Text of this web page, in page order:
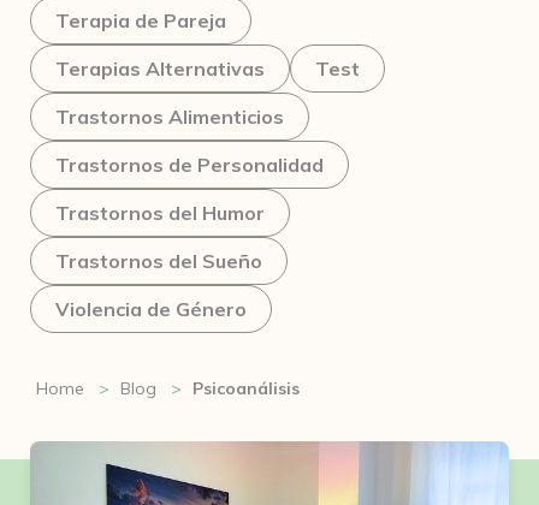
Terapia de Pareja
Terapias Alternativas
Test
Trastornos Alimenticios
Trastornos de Personalidad
Trastornos del Humor
Trastornos del Sueño
Violencia de Género
Home Blog Psicoanálisis